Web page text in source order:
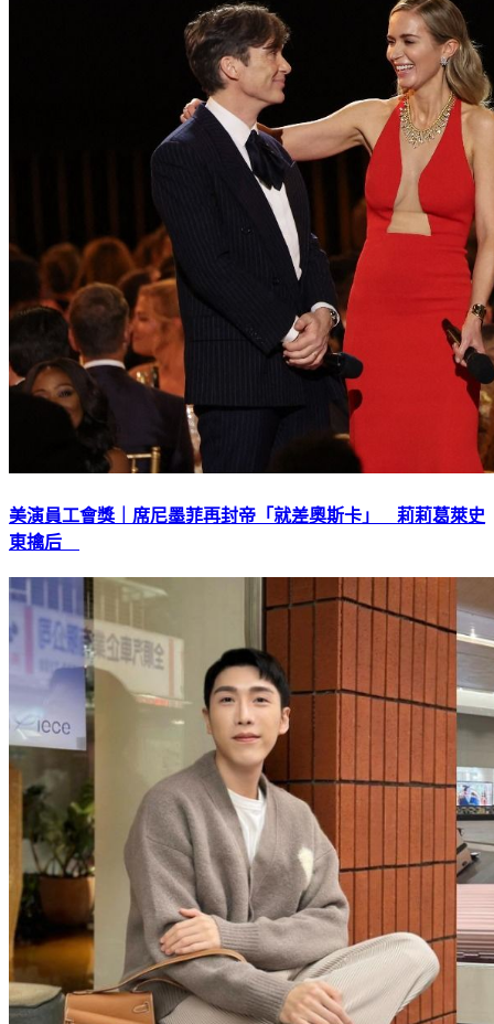
美演員工會獎｜席尼墨菲再封帝「就差奧斯卡」 莉莉葛萊史
東擒后